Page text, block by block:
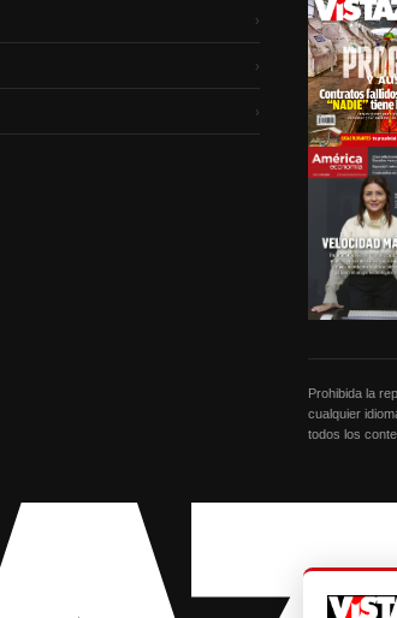
›
›
›
Prohibida la
cualquier
todos los